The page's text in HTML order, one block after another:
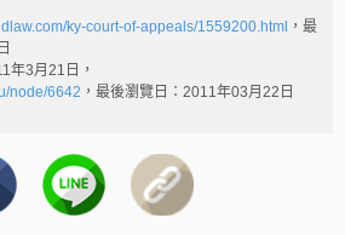
ky-court-of-appeals/1559200.html ，最
年3月21日，
node/6642 ，最後瀏覽日：2011年03月22日